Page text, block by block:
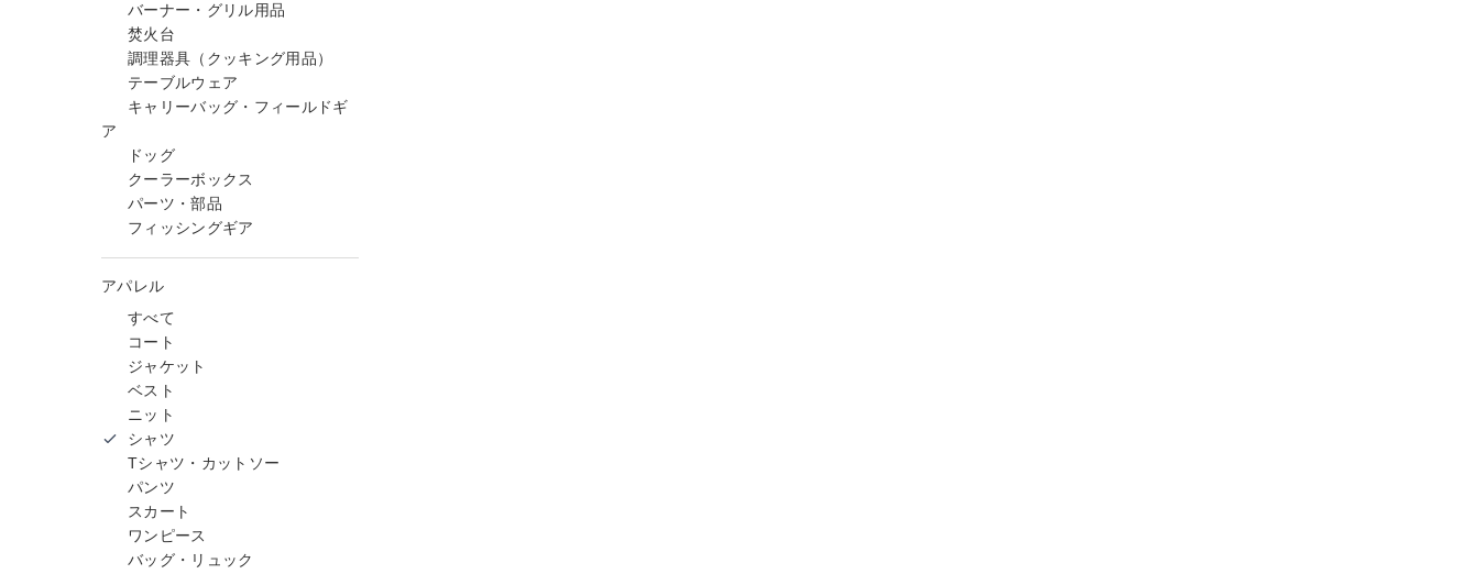
バーナー・グリル用品
焚火台
調理器具（クッキング用品）
テーブルウェア
キャリーバッグ・フィールドギ
ア
ドッグ
クーラーボックス
パーツ・部品
フィッシングギア
アパレル
すべて
コート
ジャケット
ベスト
ニット
シャツ
Tシャツ・カットソー
パンツ
スカート
ワンピース
バッグ・リュック